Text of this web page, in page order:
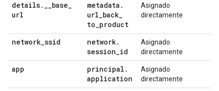
details. __base_
url
metadata .
url_back_
to_product
Asignado
directamente
network_ssid network.
session_id
Asignado
directamente
app principal .
application
Asignado
directamente